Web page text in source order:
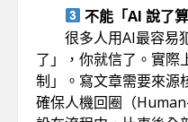
不能「AI 說了算
很多人用AI最容易
了」，你就信了。實際
制」。寫文章需要來源
確保人機回圈（